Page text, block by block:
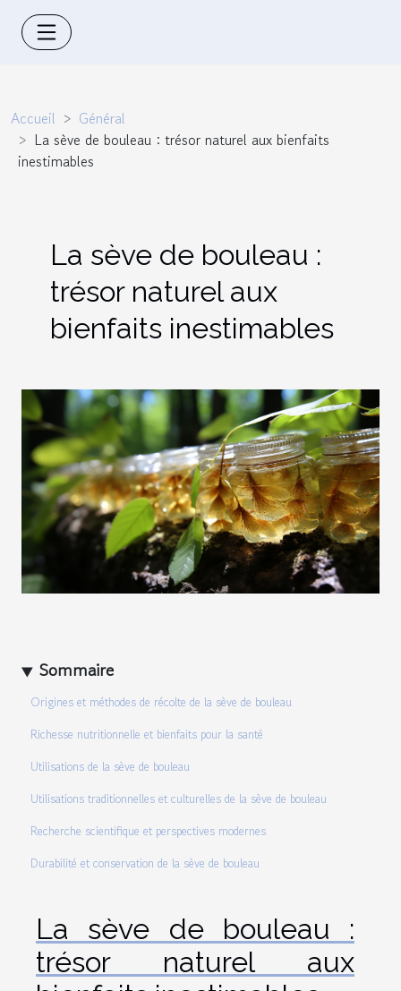
Accueil
Général
La sève de bouleau : trésor naturel aux bienfaits
inestimables
La sève de bouleau :
trésor naturel aux
bienfaits inestimables
Sommaire
Origines et méthodes de récolte de la sève de bouleau
Richesse nutritionnelle et bienfaits pour la santé
Utilisations de la sève de bouleau
Utilisations traditionnelles et culturelles de la sève de bouleau
Recherche scientifique et perspectives modernes
Durabilité et conservation de la sève de bouleau
La sève de bouleau :
trésor naturel aux